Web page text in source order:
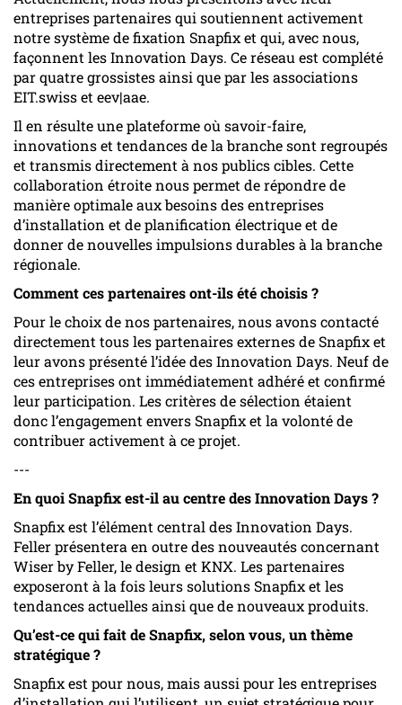
entreprises partenaires qui soutiennent activement
notre système de fixation Snapfix et qui, avec nous,
façonnent les Innovation Days. Ce réseau est complété
par quatre grossistes ainsi que par les associations
EIT.swiss et eev|aae.
Il en résulte une plateforme où savoir-faire,
innovations et tendances de la branche sont regroupés
et transmis directement à nos publics cibles. Cette
collaboration étroite nous permet de répondre de
manière optimale aux besoins des entreprises
d’installation et de planification électrique et de
donner de nouvelles impulsions durables à la branche
régionale.
Comment ces partenaires ont-ils été choisis ?
Pour le choix de nos partenaires, nous avons contacté
directement tous les partenaires externes de Snapfix et
leur avons présenté l’idée des Innovation Days. Neuf de
ces entreprises ont immédiatement adhéré et confirmé
leur participation. Les critères de sélection étaient
donc l’engagement envers Snapfix et la volonté de
contribuer activement à ce projet.
---
En quoi Snapfix est-il au centre des Innovation Days ?
Snapfix est l’élément central des Innovation Days.
Feller présentera en outre des nouveautés concernant
Wiser by Feller, le design et KNX. Les partenaires
exposeront à la fois leurs solutions Snapfix et les
tendances actuelles ainsi que de nouveaux produits.
Qu’est-ce qui fait de Snapfix, selon vous, un thème
stratégique ?
Snapfix est pour nous, mais aussi pour les entreprises